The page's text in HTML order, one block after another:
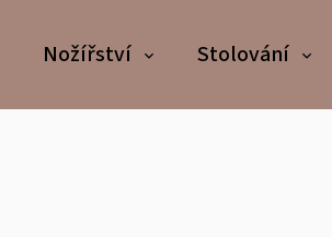
Nožířství Stolování